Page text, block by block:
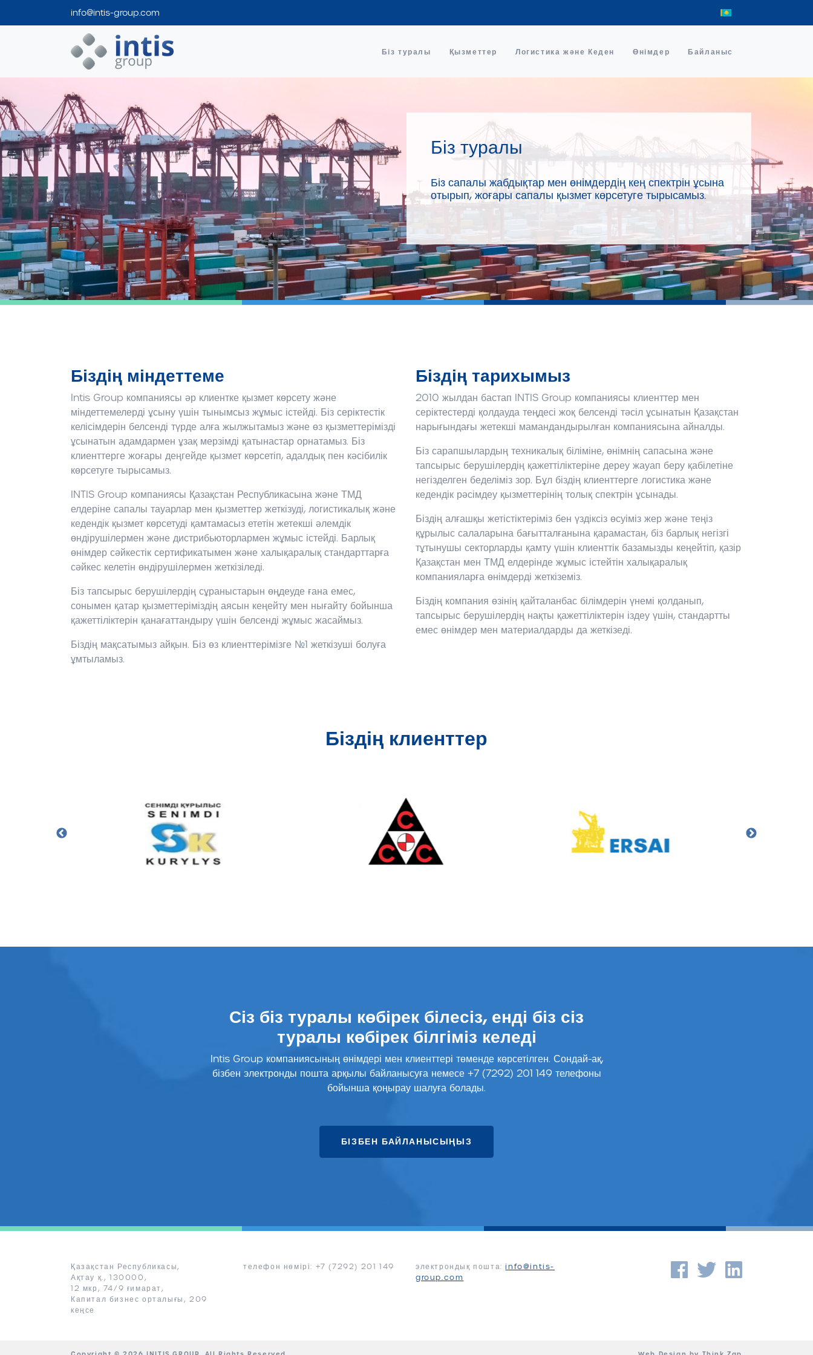
info@intis-group.com
Intis Group
Біз туралы Қызметтер Логистика және Кеден Өнімдер Байланыс
Біз туралы
Біз сапалы жабдықтар мен өнімдердің кең спектрін ұсына
отырып, жоғары сапалы қызмет көрсетуге тырысамыз.
Біздің міндеттеме
Intis Group компаниясы әр клиентке қызмет көрсету және
міндеттемелерді ұсыну үшін тынымсыз жұмыс істейді. Біз серіктестік
келісімдерін белсенді түрде алға жылжытамыз және өз қызметтерімізді
ұсынатын адамдармен ұзақ мерзімді қатынастар орнатамыз. Біз
клиенттерге жоғары деңгейде қызмет көрсетіп, адалдық пен кәсібилік
көрсетуге тырысамыз.
INTIS Group компаниясы Қазақстан Республикасына және ТМД
елдеріне сапалы тауарлар мен қызметтер жеткізуді, логистикалық және
кедендік қызмет көрсетуді қамтамасыз ететін жетекші әлемдік
өндірушілермен және дистрибьюторлармен жұмыс істейді. Барлық
өнімдер сәйкестік сертификатымен және халықаралық стандарттарға
сәйкес келетін өндірушілермен жеткізіледі.
Біз тапсырыс берушілердің сұраныстарын өңдеуде ғана емес,
сонымен қатар қызметтеріміздің аясын кеңейту мен нығайту бойынша
қажеттіліктерін қанағаттандыру үшін белсенді жұмыс жасаймыз.
Біздің мақсатымыз айқын. Біз өз клиенттерімізге №1 жеткізуші болуға
ұмтыламыз.
Біздің тарихымыз
2010 жылдан бастап INTIS Group компаниясы клиенттер мен
серіктестерді қолдауда теңдесі жоқ белсенді тәсіл ұсынатын Қазақстан
нарығындағы жетекші мамандандырылған компаниясына айналды.
Біз сарапшылардың техникалық біліміне, өнімнің сапасына және
тапсырыс берушілердің қажеттіліктеріне дереу жауап беру қабілетіне
негізделген беделіміз зор. Бұл біздің клиенттерге логистика және
кедендік рәсімдеу қызметтерінің толық спектрін ұсынады.
Біздің алғашқы жетістіктеріміз бен үздіксіз өсуіміз жер және теңіз
құрылыс салаларына бағытталғанына қарамастан, біз барлық негізгі
тұтынушы секторларды қамту үшін клиенттік базамызды кеңейтіп, қазір
Қазақстан мен ТМД елдерінде жұмыс істейтін халықаралық
компанияларға өнімдерді жеткіземіз.
Біздің компания өзінің қайталанбас білімдерін үнемі қолданып,
тапсырыс берушілердің нақты қажеттіліктерін іздеу үшін, стандартты
емес өнімдер мен материалдарды да жеткізеді.
Біздің клиенттер
Сіз біз туралы көбірек білесіз, енді біз сіз
туралы көбірек білгіміз келеді
Intis Group компаниясының өнімдері мен клиенттері төменде көрсетілген. Сондай-ақ,
бізбен электронды пошта арқылы байланысуға немесе +7 (7292) 201 149 телефоны
бойынша қоңырау шалуға болады.
БІЗБЕН БАЙЛАНЫСЫҢЫЗ
Қазақстан Республикасы,
Ақтау қ., 130000,
12 мкр, 74/9 ғимарат,
Капитал бизнес орталығы, 209
кеңсе
телефон нөмірі: +7 (7292) 201 149 электрондық пошта:info@intis-
group.com
Facebook
Twitter